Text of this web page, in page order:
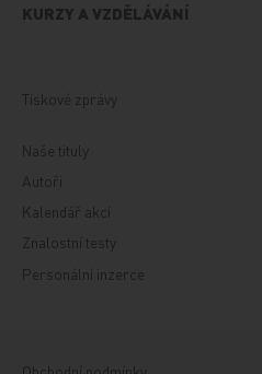
KURZY A VZDĚLÁVÁNÍ
Tiskové zprávy
Naše tituly
Autoři
Kalendář akcí
Znalostní testy
Personální inzerce